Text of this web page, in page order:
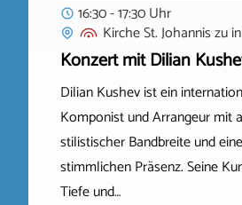
16:30 - 17:30 Uhr
Kirche St. Johannis zuin
Konzert mit Dilian
Dilian Kushev ist ein
Komponist und Arrangeur mit
stilistischer Bandbreite und
stimmlichen Präsenz. Seine
Tiefe und…